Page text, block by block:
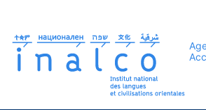
principal